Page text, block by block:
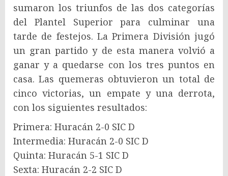
sumaron los triunfos de las dos categorías
del Plantel Superior para culminar una
tarde de festejos. La Primera División jugó
un gran partido y de esta manera volvió a
ganar y a quedarse con los tres puntos en
casa. Las quemeras obtuvieron un total de
cinco victorias, un empate y una derrota,
con los siguientes resultados:
Primera: Huracán 2-0 SIC D
Intermedia: Huracán 2-0 SIC D
Quinta: Huracán 5-1 SIC D
Sexta: Huracán 2-2 SIC D